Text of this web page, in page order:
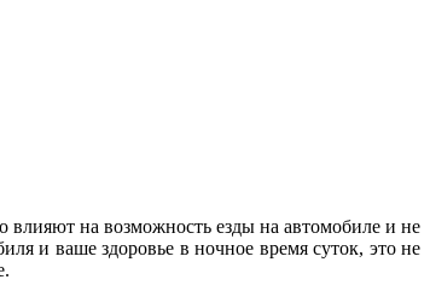
влияют на возможность езды на автомобиле и не
и ваше здоровье в ночное время суток, это не